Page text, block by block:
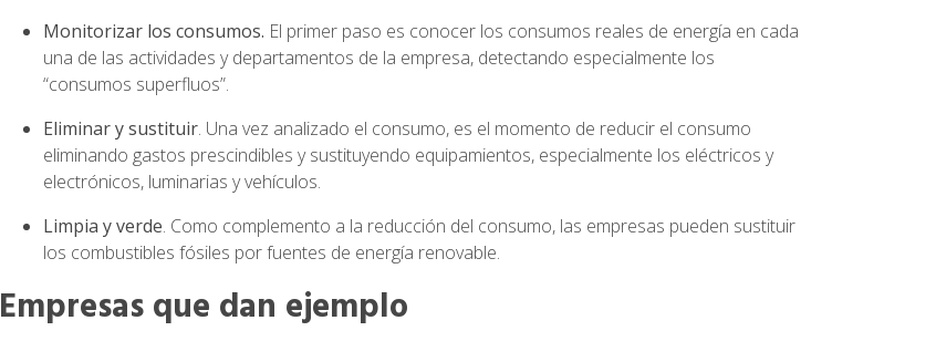
Monitorizar los consumos. El primer paso es conocer los consumos reales de energía en cada
una de las actividades y departamentos de la empresa, detectando especialmente los
“consumos superfluos”.
Eliminar y sustituir. Una vez analizado el consumo, es el momento de reducir el consumo
eliminando gastos prescindibles y sustituyendo equipamientos, especialmente los eléctricos y
electrónicos, luminarias y vehículos.
Limpia y verde. Como complemento a la reducción del consumo, las empresas pueden sustituir
los combustibles fósiles por fuentes de energía renovable.
Empresas que dan ejemplo